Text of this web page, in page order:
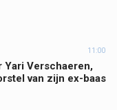
11:00
Yari Verschaeren,
van zijn ex-baas